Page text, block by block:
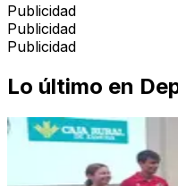
Publicidad
Publicidad
Publicidad
Lo último en